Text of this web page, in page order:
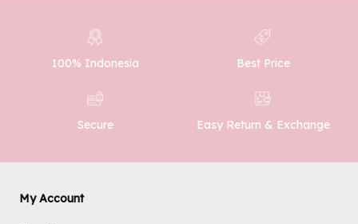
100% Indonesia Best Price
Secure Easy Return & Exchange
My Account